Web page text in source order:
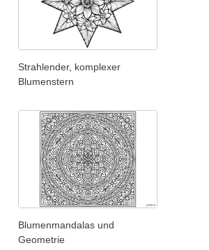
Strahlender, komplexer
Blumenstern
Blumenmandalas und
Geometrie